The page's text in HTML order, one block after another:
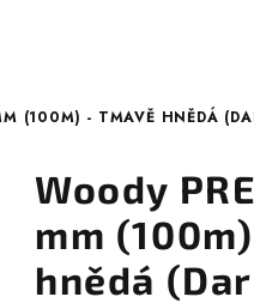
(100M) - TMAVĚ HNĚDÁ
Woody
mm
hnědá